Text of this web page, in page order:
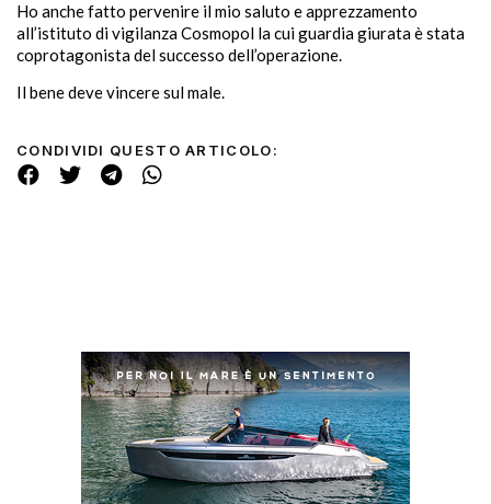
Ho anche fatto pervenire il mio saluto e apprezzamento
all’istituto di vigilanza Cosmopol la cui guardia giurata è stata
coprotagonista del successo dell’operazione.
Il bene deve vincere sul male.
CONDIVIDI QUESTO ARTICOLO: